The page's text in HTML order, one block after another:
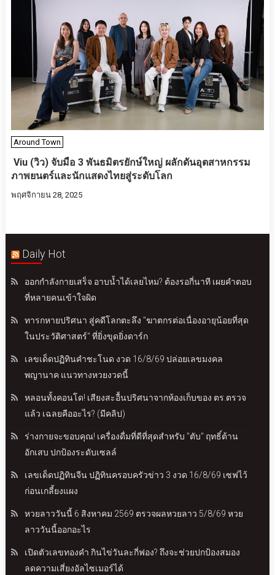
Around Town
Viu (วิว) จับมือ 3 พันธมิตรยักษ์ใหญ่ ผลักดันอุตสาหกรรม
ภาพยนตร์และนักแสดงไทยสู่ระดับโลก
พฤศจิกายน 28, 2025
Daily Hot
ออกกำลังกายเสร็จ อาบน้ำได้เลยไหม? ต้องรอกี่นาที เผยคำตอบ
ที่หลายคนเข้าใจผิด
ทารกหายปริศนา สู่คดีโลกตะลึง "ฆาตกรต่อเนื่องอายุน้อยที่สุด
ในประวัติศาสตร์" ที่ยิ่งขุดยิ่งดาร์ก
เลขเด็ดปฏิทินคำชะโนด งวด 16/8/69 ปล่อยเลขมงคล
พญานาค แนวทางหวยงวดนี้
หลอนทั้งคอนโด! เสียงสะอื้นปริศนาจากห้องเก็บของ ตร.ตรวจ
แล้ว เฉลยคืออะไร? (มีคลิป)
ร่างกายจะขอบคุณ! เครื่องดื่มที่ดีที่สุดสำหรับ "ตับ" ฤทธิ์ต้าน
อักเสบ ปกป้องระดับเซลล์
เลขเด็ดปฏิทินจีน ปฏิทินครอบครัวข่าว 3 งวด 16/8/69 เซฟไว้
ก่อนเกลี้ยงแผง
หวยลาววันนี้ 6 สิงหาคม 2569 ตรวจผลหวยลาว 5/8/69 หวย
ลาววันนี้ออกอะไร
เปิดตัวเลขทองคำ กินไข่วันละกี่ฟอง? ถึงจะช่วยปกป้องสมอง
ลดความเสี่ยงอัลไซเมอร์ได้